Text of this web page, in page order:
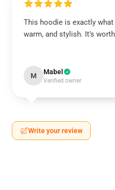
This hoodie is exactly
warm, and stylish. It’s
M Mabel
Verified owner
Write your review